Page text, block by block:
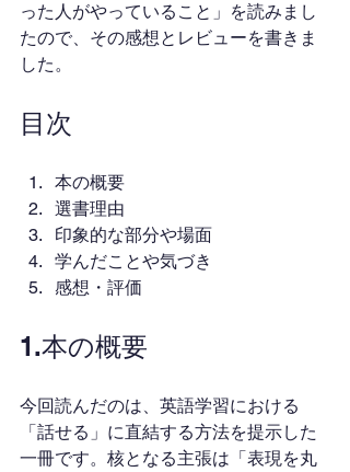
った人がやっていること」を読みまし
たので、その感想とレビューを書きま
した。
目次
本の概要
選書理由
印象的な部分や場面
学んだことや気づき
感想・評価
1.本の概要
今回読んだのは、英語学習における
「話せる」に直結する方法を提示した
一冊です。核となる主張は「表現を丸